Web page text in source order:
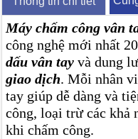
Máy chấm công vân
công nghệ mới nhất
dấu vân tay và dung
giao dịch.Mỗi nhân
tay giúp dễ dàng và
công, loại trừ các khả
khi chấm công.